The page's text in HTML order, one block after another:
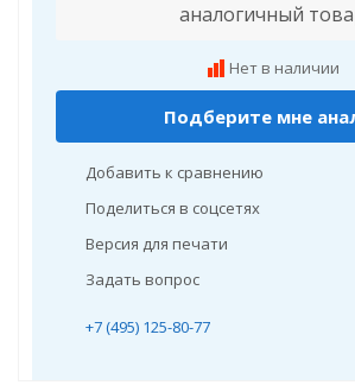
аналогичный
Нет в наличии
Подберите мне
Добавить к сравнению
Поделиться в соцсетях
Версия для печати
Задать вопрос
+7 (495) 125-80-77